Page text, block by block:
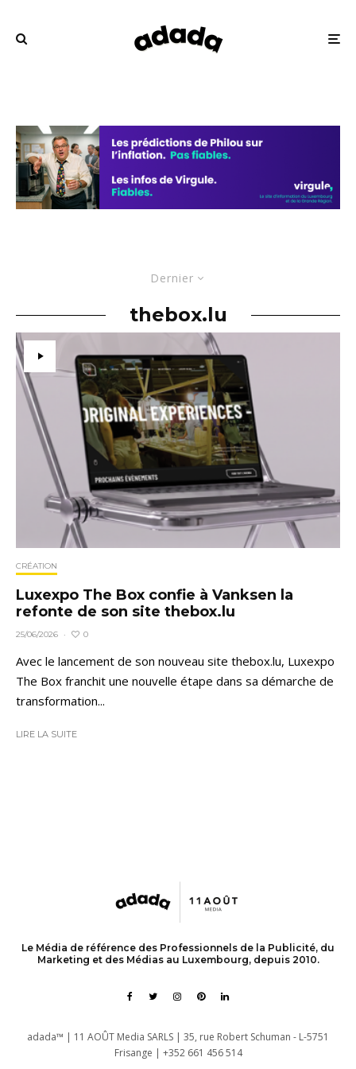
Dernier
thebox.lu
CRÉATION
Luxexpo The Box confie à Vanksen la
refonte de son site thebox.lu
25/06/2026 · 0
Avec le lancement de son nouveau site thebox.lu, Luxexpo
The Box franchit une nouvelle étape dans sa démarche de
transformation...
LIRE LA SUITE
Le Média de référence des Professionnels de la Publicité, du
Marketing et des Médias au Luxembourg, depuis 2010.
adada™ | 11 AOÛT Media SARLS | 35, rue Robert Schuman - L-5751
Frisange | +352 661 456 514